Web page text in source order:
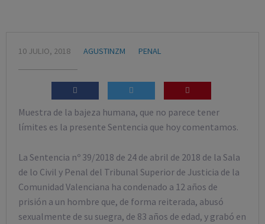
10 JULIO, 2018 AGUSTINZM PENAL
Muestra de la bajeza humana, que no parece tener
límites es la presente Sentencia que hoy comentamos.
La Sentencia nº 39/2018 de 24 de abril de 2018 de la Sala
de lo Civil y Penal del Tribunal Superior de Justicia de la
Comunidad Valenciana ha condenado a 12 años de
prisión a un hombre que, de forma reiterada, abusó
sexualmente de su suegra, de 83 años de edad, y grabó en